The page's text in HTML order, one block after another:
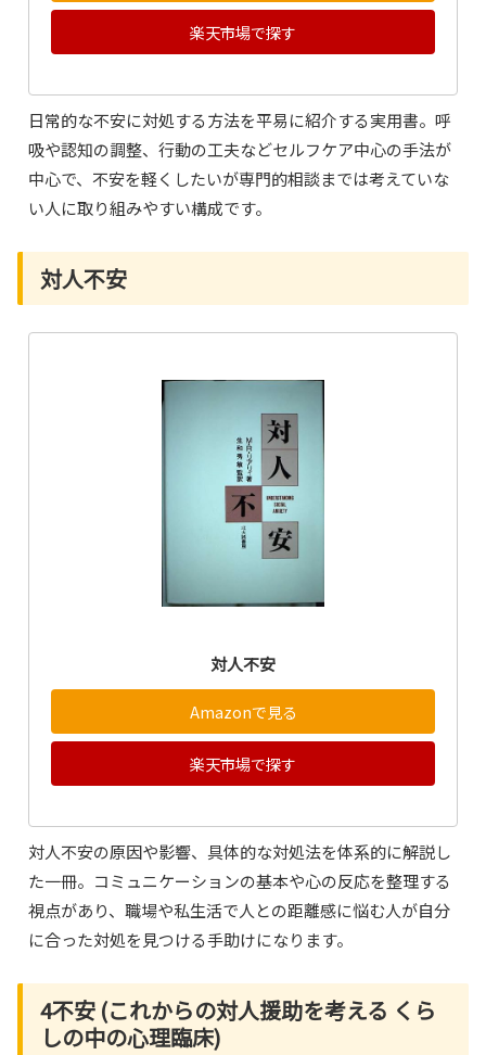
楽天市場で探す
日常的な不安に対処する方法を平易に紹介する実用書。呼
吸や認知の調整、行動の工夫などセルフケア中心の手法が
中心で、不安を軽くしたいが専門的相談までは考えていな
い人に取り組みやすい構成です。
対人不安
対人不安
Amazonで見る
楽天市場で探す
対人不安の原因や影響、具体的な対処法を体系的に解説し
た一冊。コミュニケーションの基本や心の反応を整理する
視点があり、職場や私生活で人との距離感に悩む人が自分
に合った対処を見つける手助けになります。
4不安 (これからの対人援助を考える くら
しの中の心理臨床)